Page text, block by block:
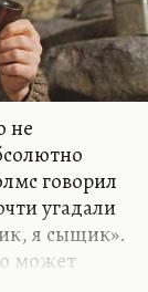
не
говорил
угадали
я сыщик».
может